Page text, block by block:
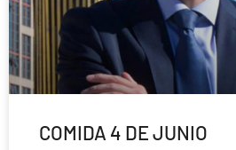
COMIDA 4 DE JUNIO